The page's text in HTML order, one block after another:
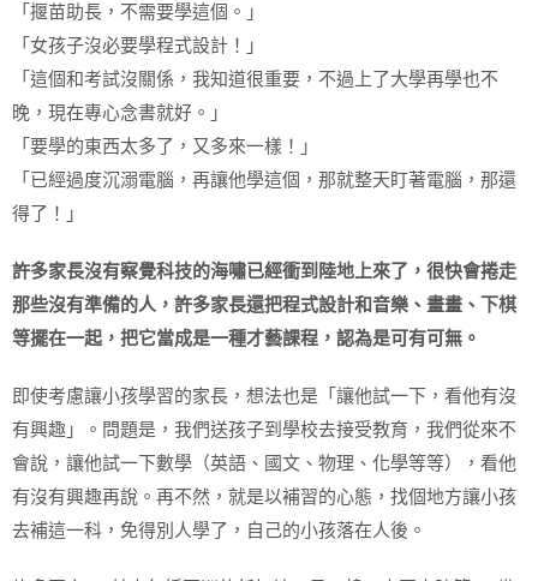
「揠苗助長，不需要學這個。」
「女孩子沒必要學程式設計！」
「這個和考試沒關係，我知道很重要，不過上了大學再學也不
晚，現在專心念書就好。」
「要學的東西太多了，又多來一樣！」
「已經過度沉溺電腦，再讓他學這個，那就整天盯著電腦，那還
得了！」
許多家長沒有察覺科技的海嘯已經衝到陸地上來了，很快會捲走
那些沒有準備的人，許多家長還把程式設計和音樂、畫畫、下棋
等擺在一起，把它當成是一種才藝課程，認為是可有可無。
即使考慮讓小孩學習的家長，想法也是「讓他試一下，看他有沒
有興趣」。問題是，我們送孩子到學校去接受教育，我們從來不
會說，讓他試一下數學（英語、國文、物理、化學等等），看他
有沒有興趣再說。再不然，就是以補習的心態，找個地方讓小孩
去補這一科，免得別人學了，自己的小孩落在人後。